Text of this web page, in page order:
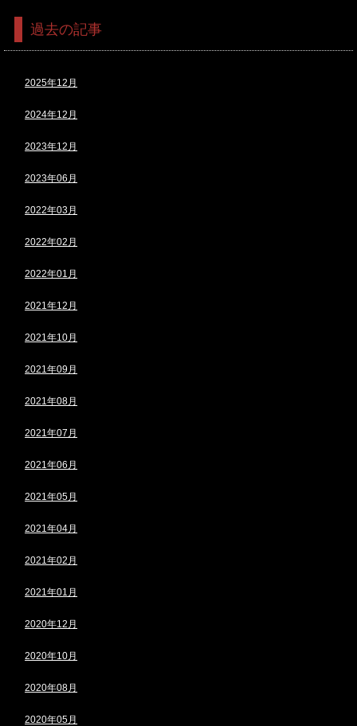
過去の記事
2025年12月
2024年12月
2023年12月
2023年06月
2022年03月
2022年02月
2022年01月
2021年12月
2021年10月
2021年09月
2021年08月
2021年07月
2021年06月
2021年05月
2021年04月
2021年02月
2021年01月
2020年12月
2020年10月
2020年08月
2020年05月